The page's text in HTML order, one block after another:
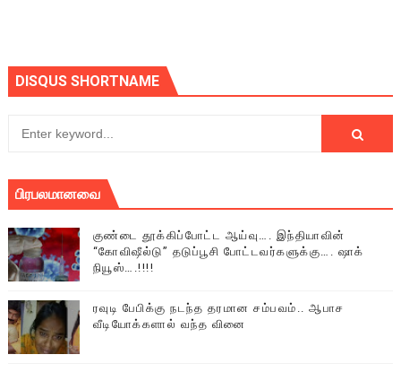
DISQUS SHORTNAME
பிரபலமானவை
குண்டை தூக்கிப்போட்ட ஆய்வு…. இந்தியாவின்
“கோவிஷீல்டு” தடுப்பூசி போட்டவர்களுக்கு…. ஷாக்
நியூஸ்….!!!!
ரவுடி பேபிக்கு நடந்த தரமான சம்பவம்.. ஆபாச
வீடியோக்களால் வந்த வினை